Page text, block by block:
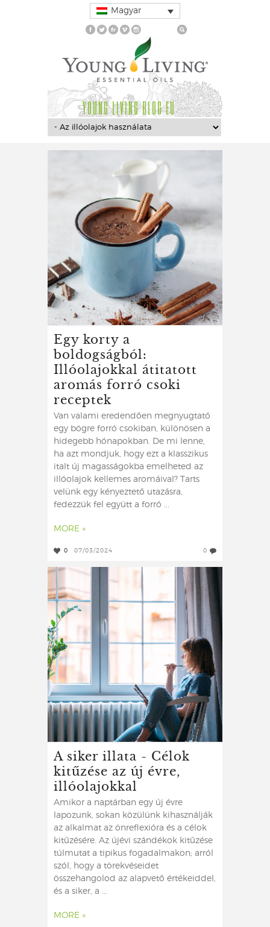
Magyar
YOUNG LIVING BLOG EU
Egy korty a
boldogságból:
Illóolajokkal átitatott
aromás forró csoki
receptek
Van valami eredendően megnyugtató
egy bögre forró csokiban, különösen a
hidegebb hónapokban. De mi lenne,
ha azt mondjuk, hogy ezt a klasszikus
italt új magasságokba emelheted az
illóolajok kellemes aromáival? Tarts
velünk egy kényeztető utazásra,
fedezzük fel együtt a forró ...
MORE »
0 07/03/2024 0
A siker illata - Célok
kitűzése az új évre,
illóolajokkal
Amikor a naptárban egy új évre
lapozunk, sokan közülünk kihasználják
az alkalmat az önreflexióra és a célok
kitűzésére. Az újévi szándékok kitűzése
túlmutat a tipikus fogadalmakon; arról
szól, hogy a törekvéseidet
összehangolod az alapvető értékeiddel,
és a siker, a ...
MORE »